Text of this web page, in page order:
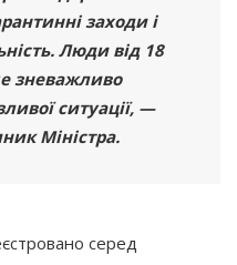
заходи і
Люди від 18
зневажливо
ситуації, —
Міністра.
серед